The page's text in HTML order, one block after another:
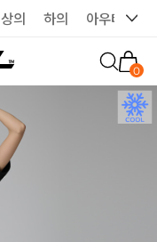
상의 하의 아우터
0